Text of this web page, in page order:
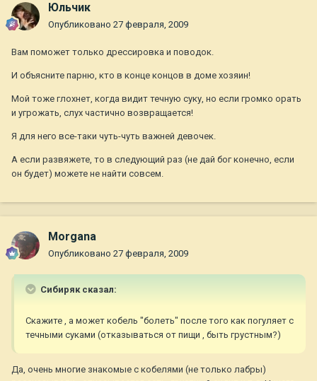
Юльчик
Опубликовано 27 февраля, 2009
Вам поможет только дрессировка и поводок.
И объясните парню, кто в конце концов в доме хозяин!
Мой тоже глохнет, когда видит течную суку, но если громко орать
и угрожать, слух частично возвращается!
Я для него все-таки чуть-чуть важней девочек.
А если развяжете, то в следующий раз (не дай бог конечно, если
он будет) можете не найти совсем.
Morgana
Опубликовано 27 февраля, 2009
Сибиряк сказал:
Cкажите , а может кобель "болеть" после того как погуляет с
течными суками (отказываться от пищи , быть грустным?)
Да, очень многие знакомые с кобелями (не только лабры)